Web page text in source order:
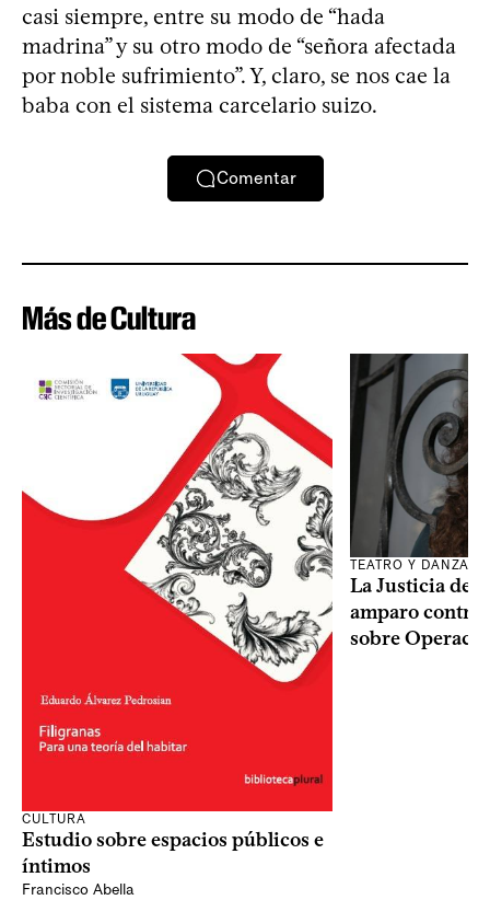
casi siempre, entre su modo de “hada
madrina” y su otro modo de “señora afectada
por noble sufrimiento”. Y, claro, se nos cae la
baba con el sistema carcelario suizo.
Comentar
Más de Cultura
CULTURA
Estudio sobre espacios públicos e
íntimos
Francisco Abella
TEATRO Y DANZA
La Justicia
amparo contra
sobre